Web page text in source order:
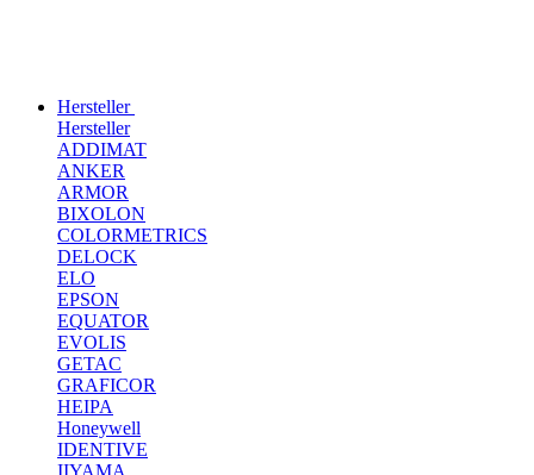
Hersteller
Hersteller
ADDIMAT
ANKER
ARMOR
BIXOLON
COLORMETRICS
DELOCK
ELO
EPSON
EQUATOR
EVOLIS
GETAC
GRAFICOR
HEIPA
Honeywell
IDENTIVE
IIYAMA